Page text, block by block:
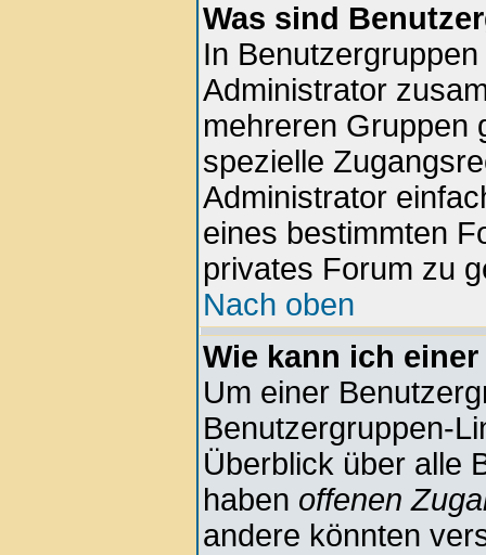
Was sind
In
Administrator
mehreren Gruppen
spezielle
Administrator
eines bestimmten
privates Forum zu
Nach oben
Wie kann ich
Um einer
Benutzergruppen-
Überblick über alle
haben offenen
andere könnten